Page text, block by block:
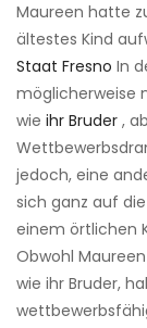
Maureen hatte
ältestes Kind
Staat Fresno In
möglicherweise
wie ihr Bruder ,
jedoch, eine
sich ganz auf
einem örtlichen
Obwohl
wie ihr Bruder,